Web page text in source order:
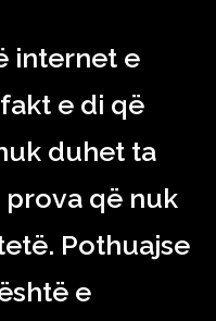
internet e
e di që
duhet ta
prova që nuk
Pothuajse
e